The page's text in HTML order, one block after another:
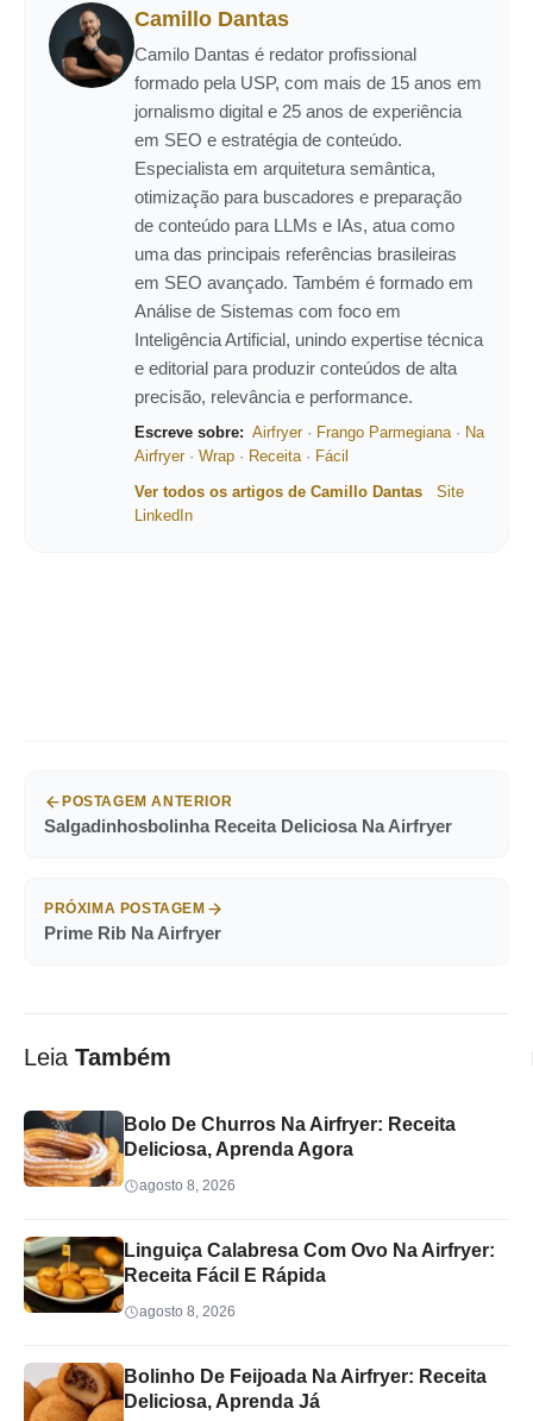
Camillo Dantas
Camilo Dantas é redator profissional
formado pela USP, com mais de 15 anos em
jornalismo digital e 25 anos de experiência
em SEO e estratégia de conteúdo.
Especialista em arquitetura semântica,
otimização para buscadores e preparação
de conteúdo para LLMs e IAs, atua como
uma das principais referências brasileiras
em SEO avançado. Também é formado em
Análise de Sistemas com foco em
Inteligência Artificial, unindo expertise técnica
e editorial para produzir conteúdos de alta
precisão, relevância e performance.
Escreve sobre: Airfryer· Frango Parmegiana· Na
Airfryer· Wrap · Receita· Fácil
Ver todos os artigos de Camillo Dantas
Site
LinkedIn
POSTAGEM ANTERIOR
Salgadinhosbolinha Receita Deliciosa Na Airfryer
PRÓXIMA POSTAGEM
Prime Rib Na Airfryer
Leia Também
Bolo De Churros Na Airfryer: Receita
Deliciosa, Aprenda Agora
agosto 8, 2026
Linguiça Calabresa Com Ovo Na Airfryer:
Receita Fácil E Rápida
agosto 8, 2026
Bolinho De Feijoada Na Airfryer: Receita
Deliciosa, Aprenda Já